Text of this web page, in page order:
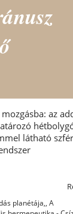
az
látható
planétája,, A